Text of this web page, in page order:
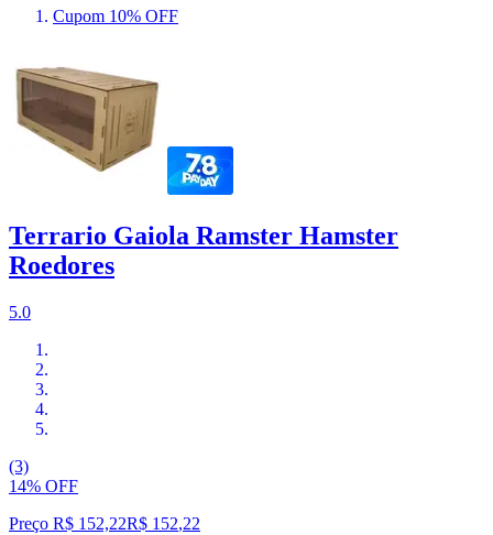
Cupom 10% OFF
Terrario Gaiola Ramster Hamster
Roedores
5.0
(3)
14% OFF
Preço R$ 152,22R$ 152,22